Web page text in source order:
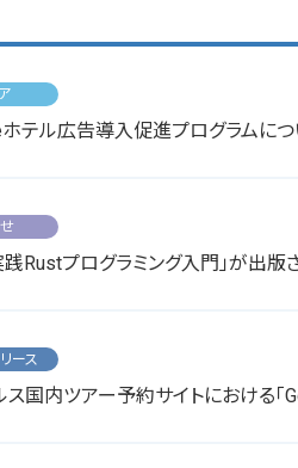
テル広告導入促進プログラムに
Rustプログラミング入門」が出版
ース
ス国内ツアー予約サイトにおける